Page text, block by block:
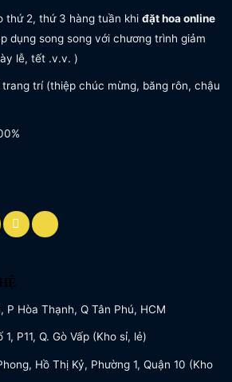
thứ 2, thứ 3 hàng tuần khi đặt hoa online
dụng song song với chương trình giảm
lễ, tết .v.v. )
trang trí (thiệp chúc mừng, băng rôn, chậu
P Hòa Thạnh, Q Tân Phú, HCM
P11, Q. Gò Vấp (Kho sỉ, lẻ)
Hồ Thị Kỷ, Phường 1, Quận 10 (Kho